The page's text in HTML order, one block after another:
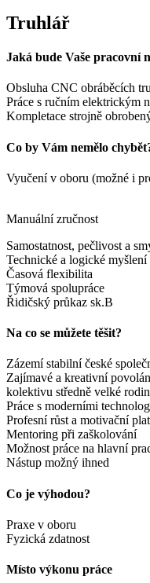
Truhlář
Jaká bude Vaše pracovní
Obsluha CNC obráběcích
Práce s ručním elektrickým
Kompletace strojně
Co by Vám nemělo
Vyučení v oboru (možné i
Manuální zručnost
Samostatnost, pečlivost a
Technické a logické myšlení
Časová flexibilita
Týmová spolupráce
Řidičský průkaz sk.B
Na co se můžete těšit?
Zázemí stabilní české
Zajímavé a kreativní
kolektivu středně velké
Práce s moderními
Profesní růst a motivační
Mentoring při zaškolování
Možnost práce na hlavní
Nástup možný ihned
Co je výhodou?
Praxe v oboru
Fyzická zdatnost
Místo výkonu práce